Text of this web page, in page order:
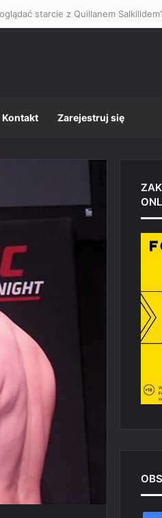
starcie z Quillanem
Kontakt Zarejestruj się